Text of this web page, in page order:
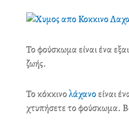
Το φούσκωμα είναι ένα
ζωής.
Το κόκκινολάχανοείναι
χτυπήσετε το φούσκωμα.